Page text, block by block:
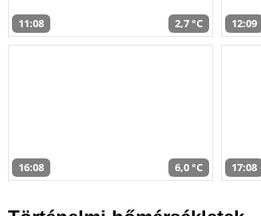
11:08 2,7 °C 12:09
16:08 6,0 °C 17:08